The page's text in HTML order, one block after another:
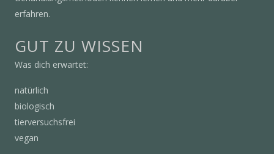
erfahren.
GUT ZU WISSEN
Was dich erwartet:
natürlich
biologisch
tierversuchsfrei
vegan